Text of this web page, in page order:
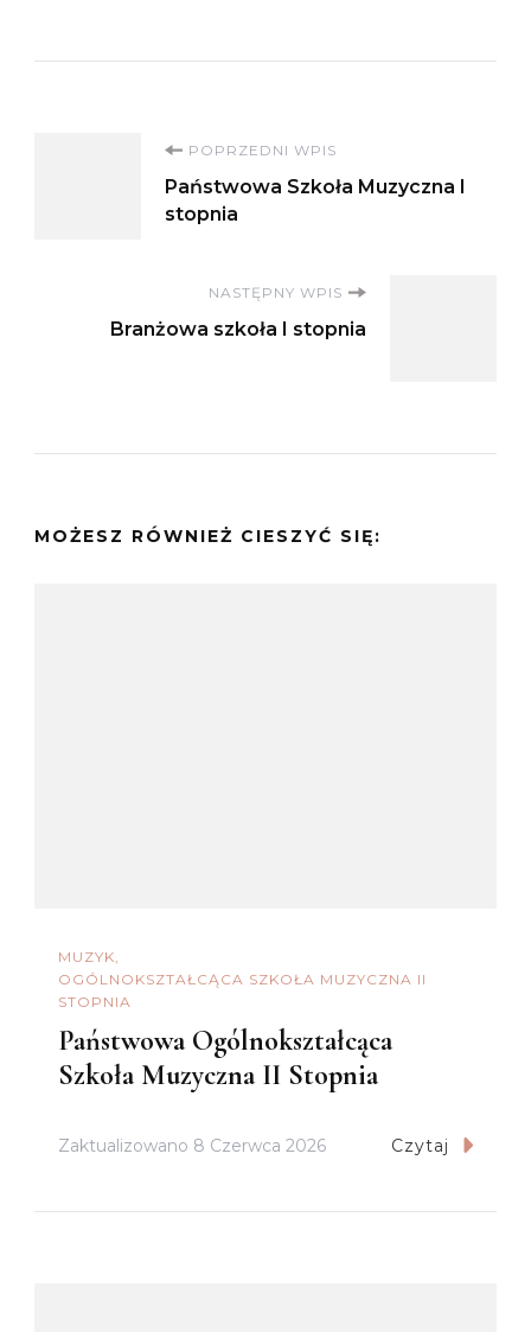
Nawigacja
wpisu
POPRZEDNI WPIS
Państwowa Szkoła Muzyczna I
stopnia
NASTĘPNY WPIS
Branżowa szkoła I stopnia
MOŻESZ RÓWNIEŻ CIESZYĆ SIĘ:
MUZYK
OGÓLNOKSZTAŁCĄCA SZKOŁA MUZYCZNA II
STOPNIA
Państwowa Ogólnokształcąca
Szkoła Muzyczna II Stopnia
Zaktualizowano 8 Czerwca 2026 Czytaj